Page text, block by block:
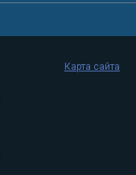
Карта сайта